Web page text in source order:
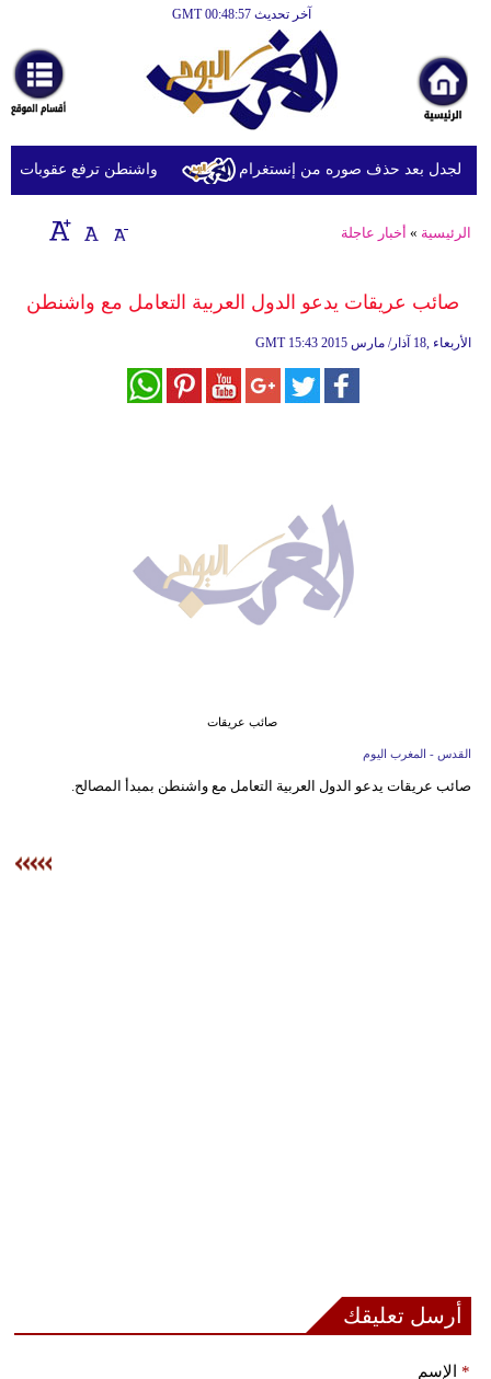
آخر تحديث GMT 00:48:57
أخبارعاجلة
رياضة
ثقافة
إقتصاد
وموسيقى
أزياء
واشنطن ترفع عقوبات عن الجدل بعد حذف صوره من إنستغرام
الرئيسية » أخبار عاجلة
صائب عريقات يدعو الدول العربية التعامل مع واشنطن
GMT 15:43 2015 الأربعاء ,18 آذار/ مارس
صائب عريقات
القدس - المغرب اليوم
صائب عريقات يدعو الدول العربية التعامل مع واشنطن بمبدأ المصالح.
أرسل تعليقك
الإسم *